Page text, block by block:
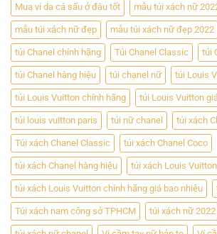
ông
hiện
đại
Mua ví da cá sấu ở đâu tốt mẫu túi xách nữ
mẫu túi xách nữ đẹp mẫu túi xách nữ đẹp 2022
túi Chanel chính hãng Túi Chanel Classic túi
túi Chanel hàng hiệu túi chanel nữ túi Louis
túi Louis Vuitton chính hãng túi Louis Vuitton
túi louis vuitton paris túi nữ chanel túi xách
Túi xách Chanel Classic túi xách Chanel Coco
túi xách Chanel hàng hiệu túi xách Louis
túi xách Louis Vuitton chính hãng giá bao nhiêu
Túi xách nam công sở TPHCM túi xách nữ 2022